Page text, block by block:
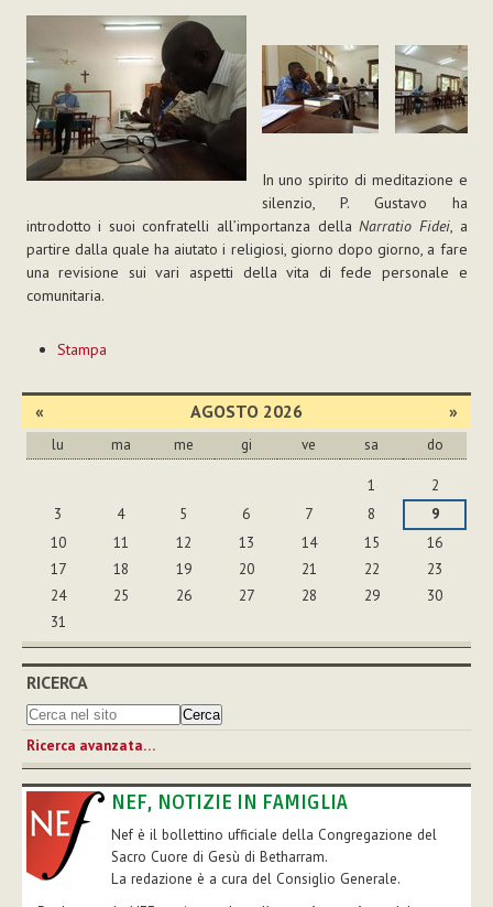
In uno spirito di meditazione e
silenzio, P. Gustavo ha
introdotto i suoi confratelli all’importanza dellaNarratio Fidei, a
partire dalla quale ha aiutato i religiosi, giorno dopo giorno, a fare
una revisione sui vari aspetti della vita di fede personale e
comunitaria.
sul
Stampa
« AGOSTO 2026 »
lu ma me gi ve sa do
1
2
3
4 5 6 7 8
9
10
11 12 13 14 15
16
17
18 19 20 21 22
23
24
25 26 27 28 29
30
31
RICERCA
Ricerca avanzata…
NEF, NOTIZIE IN FAMIGLIA
Nef è il bollettino ufficiale della Congregazione del
Sacro Cuore di Gesù di Betharram.
La redazione è a cura del Consiglio Generale.